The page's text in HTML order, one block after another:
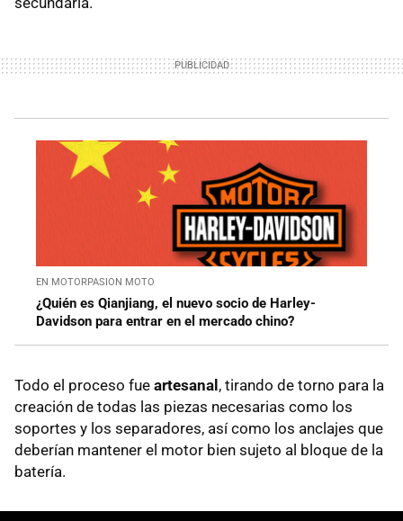
EN MOTORPASION MOTO
¿Quién es Qianjiang, el nuevo socio de Harley-
Davidson para entrar en el mercado chino?
Todo el proceso fue artesanal, tirando de torno para la
creación de todas las piezas necesarias como los
soportes y los separadores, así como los anclajes que
deberían mantener el motor bien sujeto al bloque de la
batería.